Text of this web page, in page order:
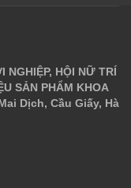
NGHIỆP, HỘI NỮ TRÍ
SẢN PHẨM KHOA
Dịch, Cầu Giấy, Hà